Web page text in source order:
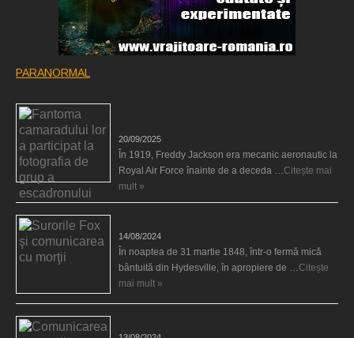
PARANORMAL
20/09/2025
În 1919, Freddy Jackson era mecanic aeronautic la
Royal Air Force înainte de a deceda …Citește mai
mult »
14/08/2024
În noaptea de 31 martie 1848, într-o fermă mică
bântuită din Hydesville, în apropiere de …Citește
mai mult »